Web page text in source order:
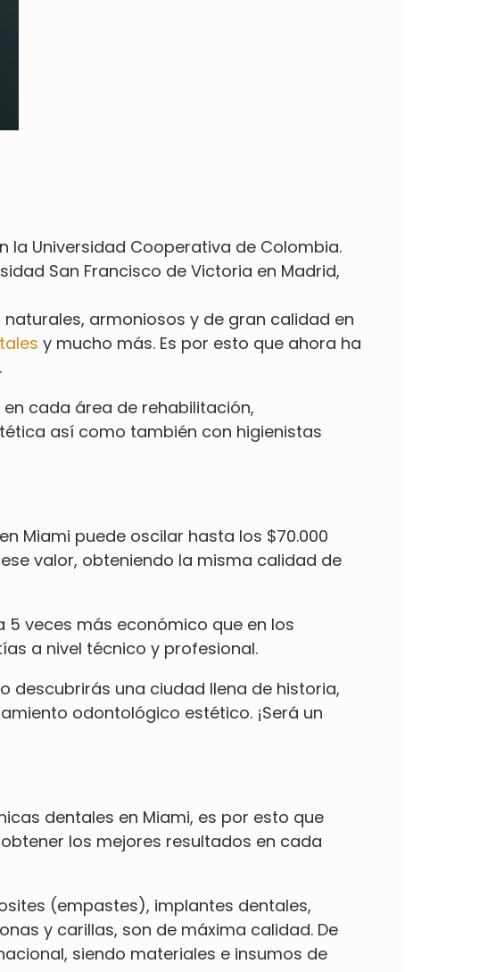
la Universidad Cooperativa de Colombia.
San Francisco de Victoria en Madrid,
armoniosos y de gran calidad en
y mucho más. Es por esto que ahora ha
cada área de rehabilitación,
así como también con higienistas
Miami puede oscilar hasta los $70.000
valor, obteniendo la misma calidad de
5 veces más económico que en los
a nivel técnico y profesional.
descubrirás una ciudad llena de historia,
odontológico estético. ¡Será un
dentales en Miami, es por esto que
los mejores resultados en cada
(empastes), implantes dentales,
y carillas, son de máxima calidad. De
siendo materiales e insumos de